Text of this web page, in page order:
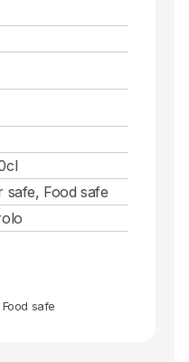
safe, Food safe
Food safe